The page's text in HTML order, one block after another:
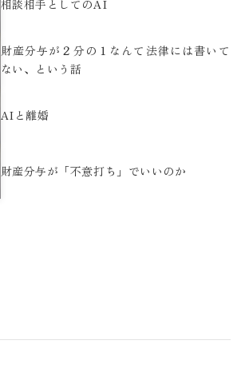
相談相手としてのAI
財産分与が２分の１なんて法律には書いて
ない、という話
AIと離婚
財産分与が「不意打ち」でいいのか